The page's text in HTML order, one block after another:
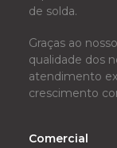
de solda.
Graças ao
qualidade dos
atendimento
crescimento
Comercial